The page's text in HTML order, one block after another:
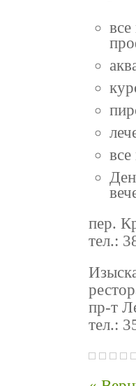
пер.
тел.:
пр-т
тел.: